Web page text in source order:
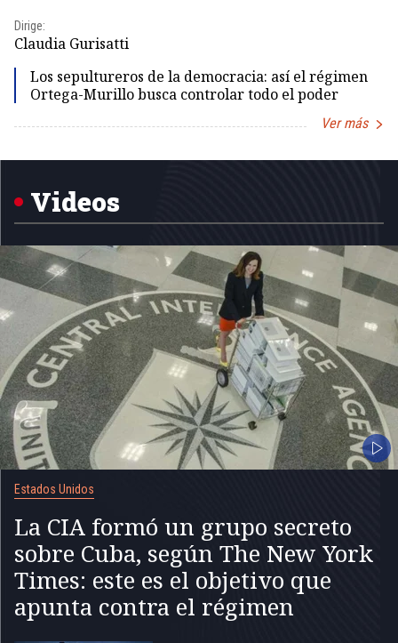
Dirige:
Claudia Gurisatti
Los sepultureros de la democracia: así el régimen
Ortega-Murillo busca controlar todo el poder
Ver más
Videos
Estados Unidos
La CIA formó un grupo secreto
sobre Cuba, según The New York
Times: este es el objetivo que
apunta contra el régimen